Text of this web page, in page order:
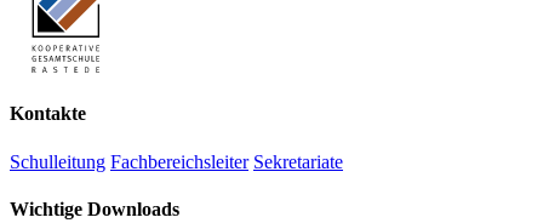
Kontakte
Schulleitung Fachbereichsleiter Sekretariate
Wichtige Downloads